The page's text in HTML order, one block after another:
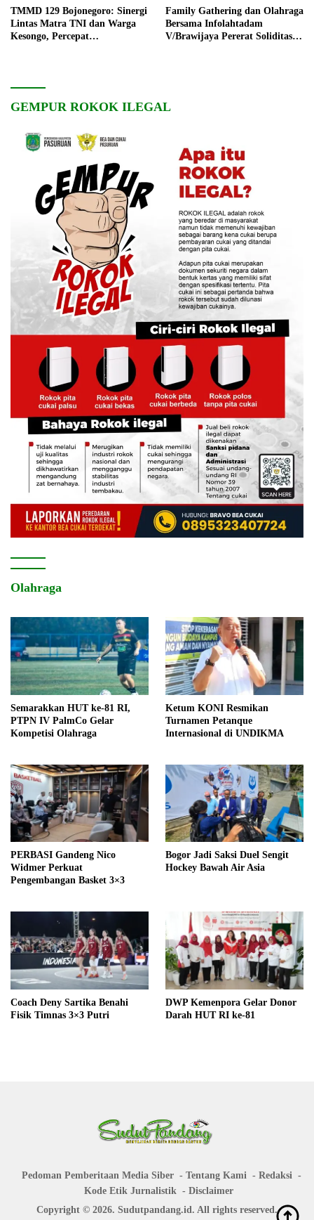
TMMD 129 Bojonegoro: Sinergi
Lintas Matra TNI dan Warga
Kesongo, Percepat
Family Gathering dan Olahraga
Bersama Infolahtadam
V/Brawijaya Pererat Soliditas
GEMPUR ROKOK ILEGAL
Olahraga
Semarakkan HUT ke-81 RI,
PTPN IV PalmCo Gelar
Kompetisi Olahraga
Ketum KONI Resmikan
Turnamen Petanque
Internasional di UNDIKMA
PERBASI Gandeng Nico
Widmer Perkuat
Pengembangan Basket 3×3
Bogor Jadi Saksi Duel Sengit
Hockey Bawah Air Asia
Coach Deny Sartika Benahi
Fisik Timnas 3×3 Putri
DWP Kemenpora Gelar Donor
Darah HUT RI ke-81
Pedoman Pemberitaan Media Siber Tentang Kami
Redaksi
Kode Etik Jurnalistik
Disclaimer
Copyright © 2026. Sudutpandang.id. All rights reserved.